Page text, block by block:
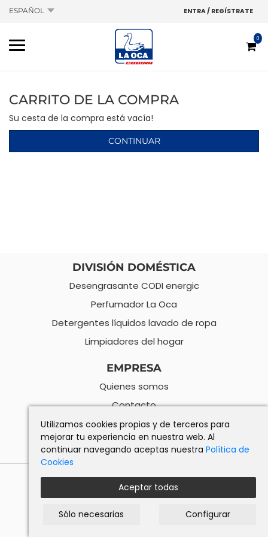
Utilizamos cookies propias y de terceros para
mejorar tu experiencia en nuestra web. Al
continuar navegando aceptas nuestra Política de
Cookies
Aceptar todas
Sólo necesarias Configurar
ESPAÑOL ENTRA / REGÍSTRATE
0
CARRITO DE LA COMPRA
Su cesta de la compra está vacía!
CONTINUAR
DIVISIÓN DOMÉSTICA
Desengrasante CODI energic
Perfumador La Oca
Detergentes líquidos lavado de ropa
Limpiadores del hogar
EMPRESA
Quienes somos
Contacto
Condiciones de compra
Condiciones de devolución
937 90 11 19
Aviso legal
Política de cookies